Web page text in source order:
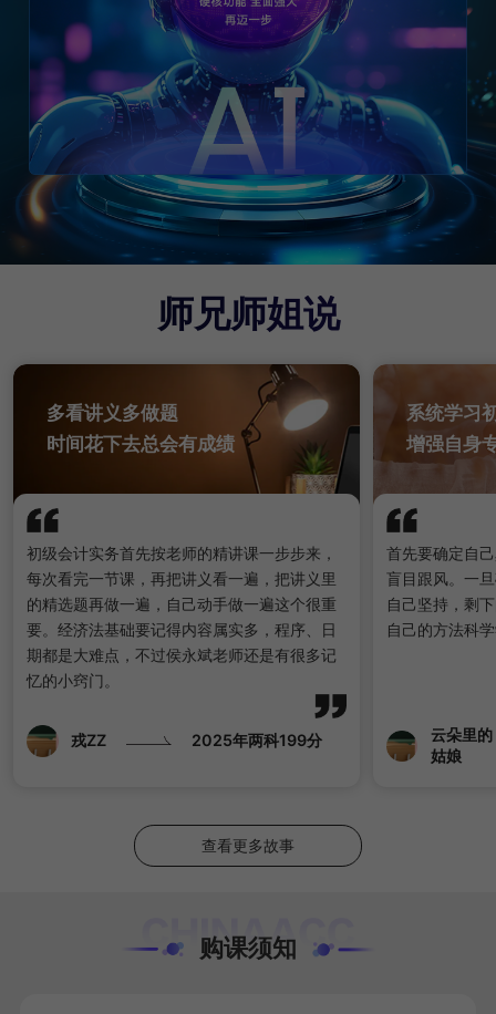
师兄师姐说
多看讲义多做题
时间花下去总会有成绩
初级会计实务首先按老师的精讲课一步步来，
每次看完一节课，再把讲义看一遍，把讲义里
的精选题再做一遍，自己动手做一遍这个很重
要。经济法基础要记得内容属实多，程序、日
期都是大难点，不过侯永斌老师还是有很多记
忆的小窍门。
戎ZZ 2025年两科199分
系统学习
增强自身
首先要确定自
盲目跟风。一
自己坚持，剩
自己的方法科
云朵里的
姑娘
查看更多故事
购课须知